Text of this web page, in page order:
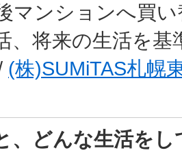
マンションへ買
、将来の生活を
(株)SUMiTAS札幌
、どんな生活を